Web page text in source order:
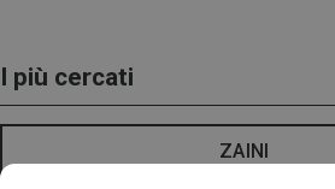
I più cercati
ZAINI